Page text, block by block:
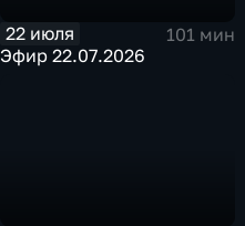
22 июля
101 мин
Эфир 22.07.2026